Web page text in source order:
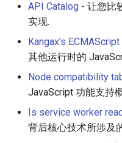
ChatOps
Falsehood
领域驱动设计
Quantified Self
Web 设计
API Catalog - 让您比
实现.
Kangax's
其他运行时的
Node compatibility
JavaScript 功能支持
Is service worker
背后核心技术所涉及